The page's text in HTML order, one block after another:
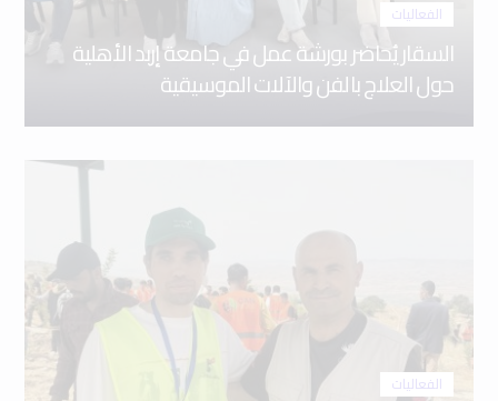
الفعاليات
السقار يُحاضر بورشة عمل في جامعة إربد الأهلية
حول العلاج بالفن والآلات الموسيقية
الفعاليات